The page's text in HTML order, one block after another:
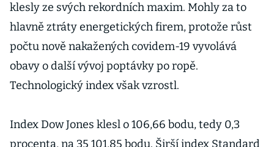
klesly ze svých rekordních maxim. Mohly za to
hlavně ztráty energetických firem, protože růst
počtu nově nakažených covidem-19 vyvolává
obavy o další vývoj poptávky po ropě.
Technologický index však vzrostl.
Index Dow Jones klesl o 106,66 bodu, tedy 0,3
procenta, na 35 101,85 bodu. Širší index Standard